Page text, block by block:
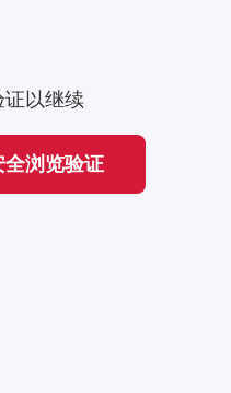
证以继续
全浏览验证